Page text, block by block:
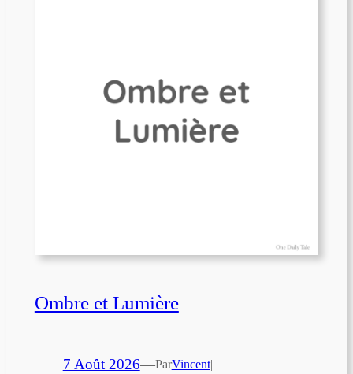
Ombre et Lumière
7 Août 2026—ParVincent|